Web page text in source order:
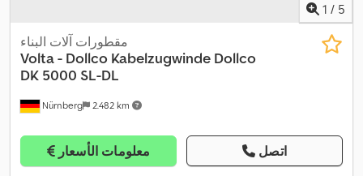
1 / 5
Nürnberg 2.482 km
مقطورات آلات البناء
Volta - Dollco Kabelzugwinde Dollco
DK 5000 SL-DL
معلومات الأسعار اتصل